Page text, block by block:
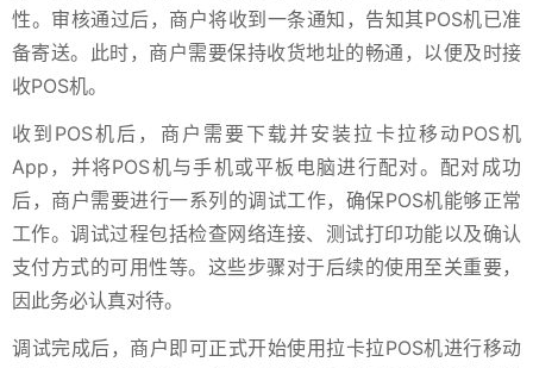
性。审核通过后，商户将收到一条通知，告知其POS机已准
备寄送。此时，商户需要保持收货地址的畅通，以便及时接
收POS机。
收到POS机后，商户需要下载并安装拉卡拉移动POS机
App，并将POS机与手机或平板电脑进行配对。配对成功
后，商户需要进行一系列的调试工作，确保POS机能够正常
工作。调试过程包括检查网络连接、测试打印功能以及确认
支付方式的可用性等。这些步骤对于后续的使用至关重要，
因此务必认真对待。
调试完成后，商户即可正式开始使用拉卡拉POS机进行移动